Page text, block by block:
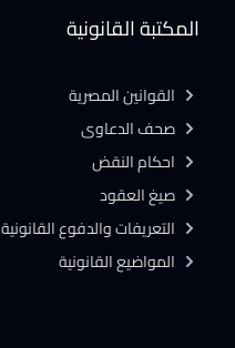
المكتبة القانونية
القوانين المصرية
صحف الدعاوى
احكام النقض
صيغ العقود
التعريفات والدفوع القانونية
المواضيع القانونية